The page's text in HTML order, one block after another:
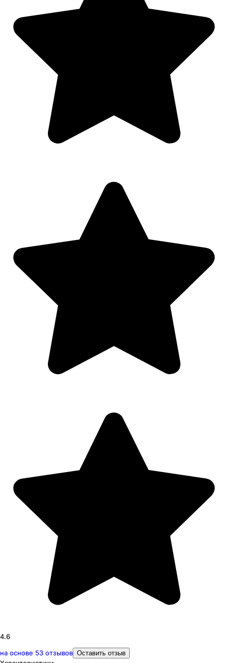
4.6
на основе 53 отзывов Оставить отзыв